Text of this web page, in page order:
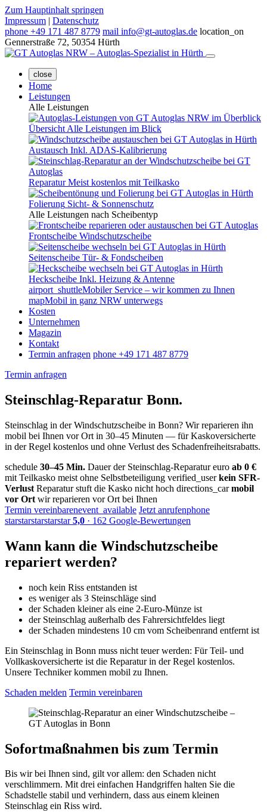
Zum Hauptinhalt springen
Impressum | Datenschutz
phone +49 171 487 8779 mail info@gt-autoglas.de location_on
Gennerstraße 72, 50354 Hürth
close
Home
Leistungen
Alle Leistungen
Übersicht Alle Leistungen im Blick
Austausch Inkl. ADAS-Kalibrierung
Reparatur Meist kostenlos mit Teilkasko
Folierung Sicht- & Sonnenschutz
Alle Leistungen nach Scheibentyp
Frontscheibe Windschutzscheibe
Seitenscheibe Tür- & Fondscheiben
Heckscheibe Inkl. Heizung & Antenne
airport_shuttleMobiler Service – wir kommen zu Ihnen
mapMobil in ganz NRW unterwegs
Kosten
Unternehmen
Magazin
Kontakt
Termin anfragen phone +49 171 487 8779
Termin anfragen
Steinschlag-Reparatur Bonn.
Steinschlag in der Windschutzscheibe in Bonn? Wir reparieren ihn
mobil bei Ihnen vor Ort in 30–45 Minuten — für Kaskoversicherte
in der Regel kostenlos und ohne Verlust des Schadenfreiheitsrabatts.
schedule 30–45 Min. Dauer der Steinschlag-Reparatur euro ab 0 €
mit Teilkasko meist ohne Selbstbeteiligung verified_user kein SFR-
Verlust Reparatur stuft die Kasko nicht hoch directions_car mobil
vor Ort wir reparieren vor Ort bei Ihnen
Termin vereinbarenevent_available Jetzt anrufenphone
starstarstarstarstar 5,0 · 162 Google-Bewertungen
Wann kann die Windschutzscheibe
repariert werden?
noch kein Riss entstanden ist
es weniger als 3 Steinschläge sind
der Schaden kleiner als eine 2-Euro-Münze ist
der Steinschlag außerhalb des Fahrersichtfeldes liegt
der Schaden mindestens 10 cm vom Scheibenrand entfernt ist
Ein Steinschlag in Bonn muss nicht teuer werden: Für Teil- und
Vollkaskoversicherte ist die Reparatur in der Regel kostenlos.
Unsere Techniker kommen mobil zu Ihnen.
Schaden melden Termin vereinbaren
Sofortmaßnahmen bis zum Termin
Bis wir bei Ihnen sind, gilt vor allem: den Schaden nicht
verschlimmern. Mit drei einfachen Handgriffen halten Sie die
Schadstelle stabil und verhindern, dass aus einem kleinen
Steinschlag ein Riss wird.